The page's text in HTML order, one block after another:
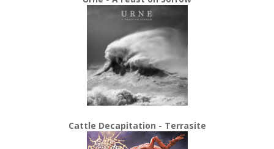
Cattle Decapitation - Terrasite